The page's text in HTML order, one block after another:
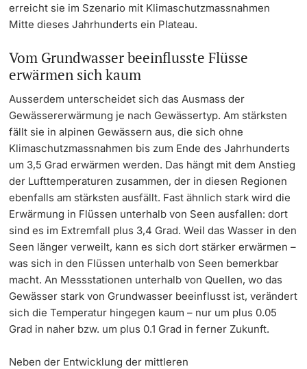
erreicht sie im Szenario mit Klimaschutzmassnahmen
Mitte dieses Jahrhunderts ein Plateau.
Vom Grundwasser beeinflusste Flüsse
erwärmen sich kaum
Ausserdem unterscheidet sich das Ausmass der
Gewässererwärmung je nach Gewässertyp. Am stärksten
fällt sie in alpinen Gewässern aus, die sich ohne
Klimaschutzmassnahmen bis zum Ende des Jahrhunderts
um 3,5 Grad erwärmen werden. Das hängt mit dem Anstieg
der Lufttemperaturen zusammen, der in diesen Regionen
ebenfalls am stärksten ausfällt. Fast ähnlich stark wird die
Erwärmung in Flüssen unterhalb von Seen ausfallen: dort
sind es im Extremfall plus 3,4 Grad. Weil das Wasser in den
Seen länger verweilt, kann es sich dort stärker erwärmen –
was sich in den Flüssen unterhalb von Seen bemerkbar
macht. An Messstationen unterhalb von Quellen, wo das
Gewässer stark von Grundwasser beeinflusst ist, verändert
sich die Temperatur hingegen kaum – nur um plus 0.05
Grad in naher bzw. um plus 0.1 Grad in ferner Zukunft.
Neben der Entwicklung der mittleren